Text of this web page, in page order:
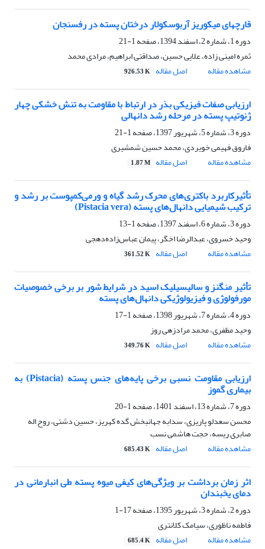
قارچهای میکوریز آربوسکولار درختان پسته در رفسنجان
دوره 1، شماره 2، اسفند 1394، صفحه
1-21
ثمره امینی زاده، علایی حسین، صداقتی ابراهیم، مرادی محمد
مشاهده مقاله
اصل مقاله 926.53 K
ارزیابی صفات فیزیکی بذر در ارتباط با مقاومت به تنش خشکی چهار
ژنوتیپ پسته در مرحله رشد دانهالی
دوره 3، شماره 5، شهریور 1397، صفحه
1-21
فاروق فهیمی خویردی، محمد حسین شمشیری
مشاهده مقاله
اصل مقاله 1.87 M
تأثیرکاربرد باکتری‌های محرک رشد گیاه و ورمی‌کمپوست بر رشد و
ترکیب شیمیایی دانهال‌های پسته (Pistacia vera)
دوره 3، شماره 6، اسفند 1397، صفحه
1-13
وحید خسروی، عبدالرضا اخگر، پیمان عباس‌زاده‌دهجی
مشاهده مقاله
اصل مقاله 361.52 K
تأثیر منگنز و سالیسیلیک اسید در شرایط شور بر برخی خصوصیات
مورفولوژی و فیزیولوژیکی دانهال‌های پسته
دوره 4، شماره 7، شهریور 1398، صفحه
1-17
وحید مظفری، محمد مرادزهی روز
مشاهده مقاله
اصل مقاله 349.76 K
ارزیابی مقاومت نسبی برخی پایه‌های جنس پسته (Pistacia) به
بیماری گموز
دوره 7، شماره 13، اسفند 1401، صفحه
1-20
محسن سعدلو پاریزی، سدابه جهانبخش گده کهریز، حسین دشتی، روح اله
صابری ریسه، حجت هاشمی نسب
مشاهده مقاله
اصل مقاله 685.43 K
اثر زمان برداشت بر ویژگی‌های کیفی میوه پسته طی انبارمانی در
دمای یخبندان
دوره 2، شماره 3، شهریور 1395، صفحه
17-1
فاطمه ناظوری، سیامک کلانتری
مشاهده مقاله
اصل مقاله 685.4 K